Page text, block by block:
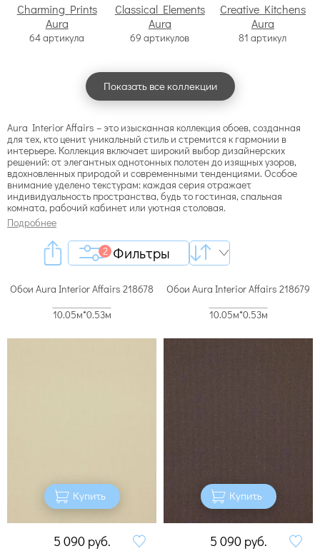
Charming Prints
Aura
64 артикула
Classical Elements
Aura
69 артикулов
Creative Kitchens
Aura
81 артикул
Показать все коллекции
Aura Interior Affairs – это изысканная коллекция обоев, созданная
для тех, кто ценит уникальный стиль и стремится к гармонии в
интерьере. Коллекция включает широкий выбор дизайнерских
решений: от элегантных однотонных полотен до изящных узоров,
вдохновленных природой и современными тенденциями. Особое
внимание уделено текстурам: каждая серия отражает
индивидуальность пространства, будь то гостиная, спальная
комната, рабочий кабинет или уютная столовая.
Подробнее
Фильтры
2
Обои Aura Interior Affairs 218678
10.05м*0.53м
Купить
5 090 руб.
Обои Aura Interior Affairs 218679
10.05м*0.53м
Купить
5 090 руб.